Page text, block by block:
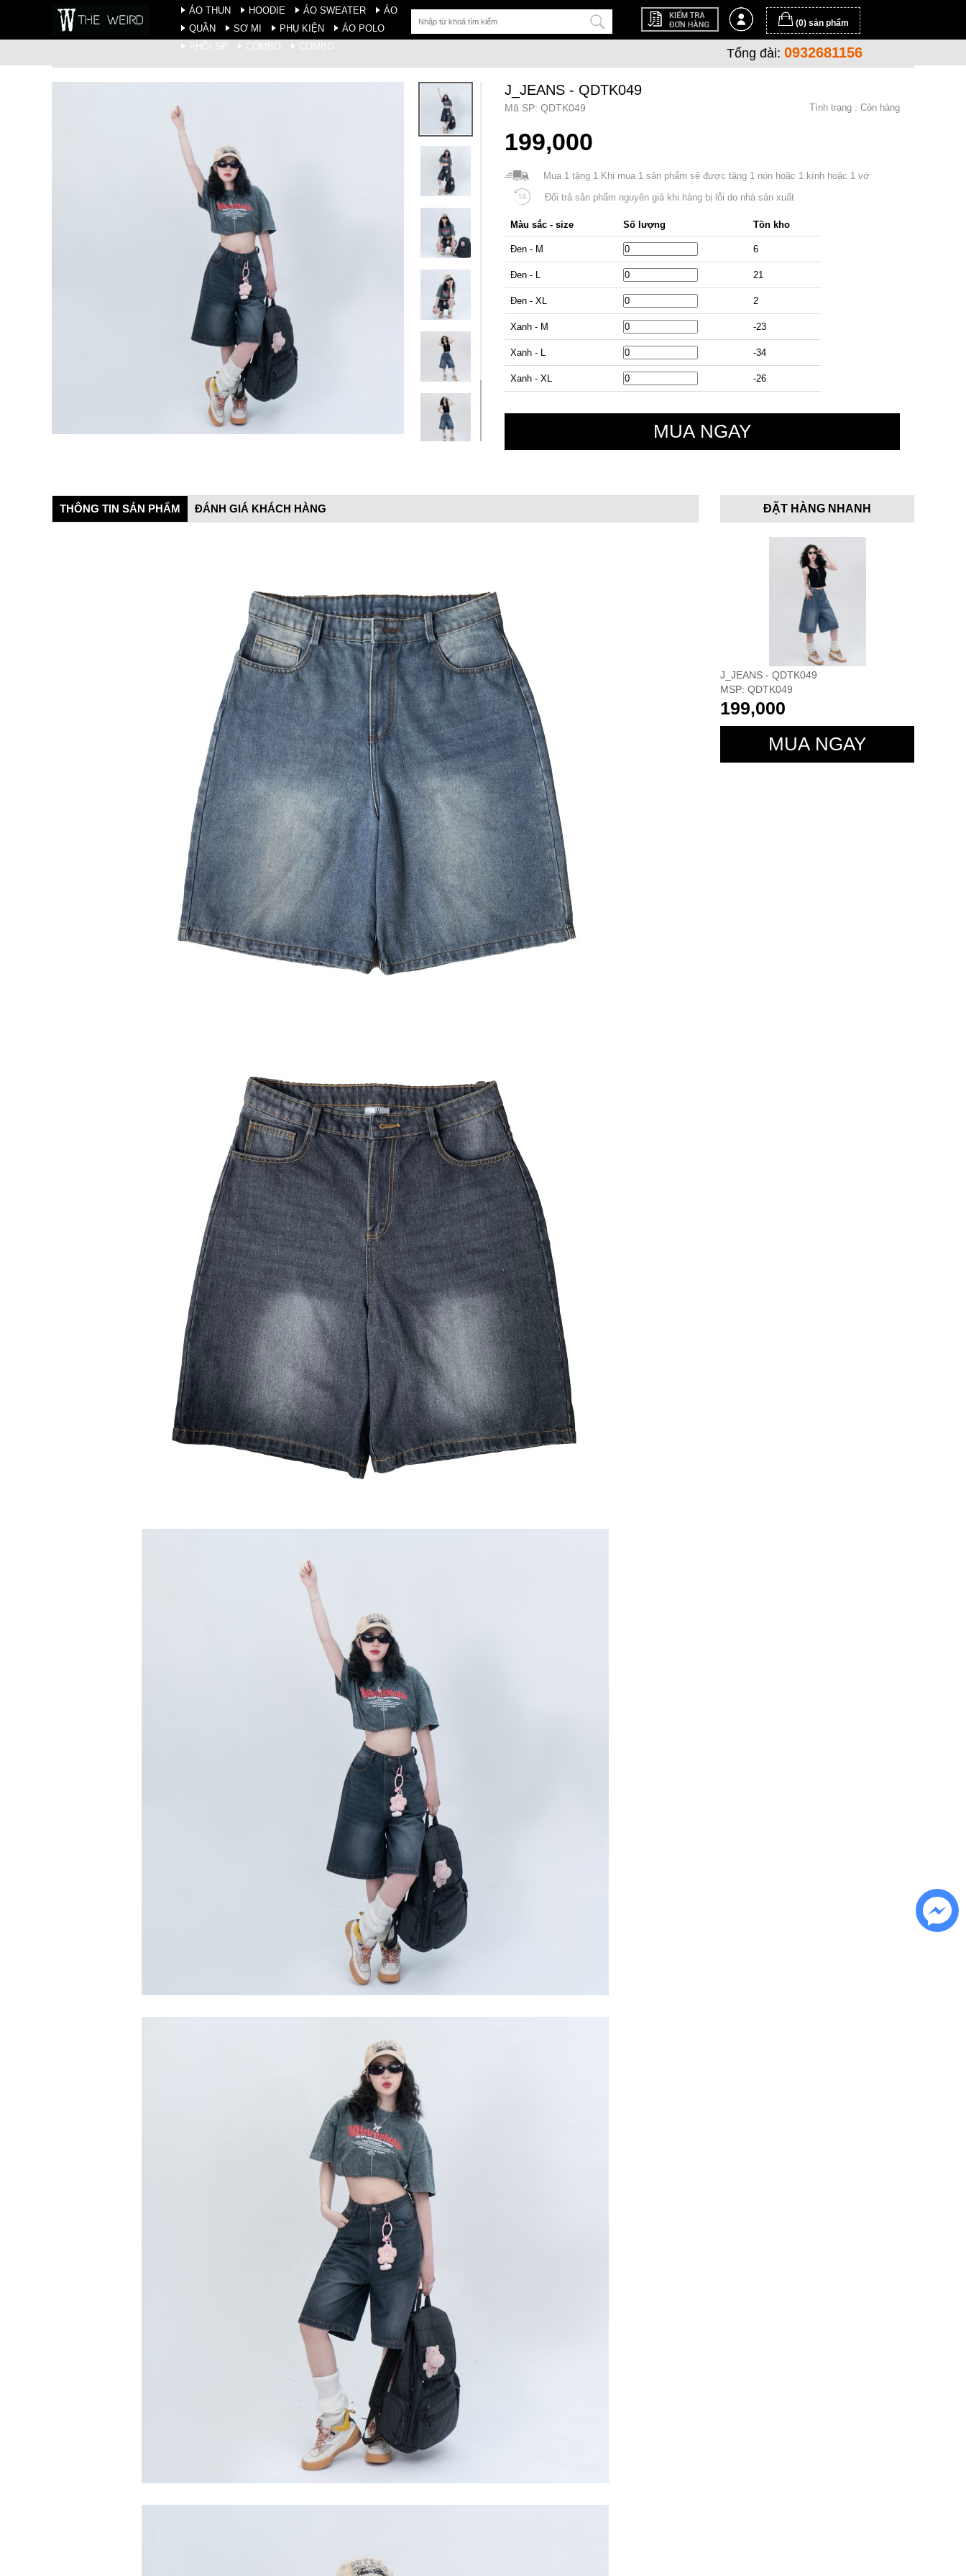
ÁO THUN HOODIE ÁO SWEATER
ÁO
QUẦN
SƠ MI PHỤ KIỆN
ÁO POLO
PHÔI SP
COMBO COMBO
(0) sản phẩm
Tổng đài: 0932681156
J_JEANS - QDTK049
Mã SP: QDTK049 Tình trạng : Còn hàng
199,000
Mua 1 tặng 1 Khi mua 1 sản phẩm sẽ được tặng 1 nón hoặc 1 kính hoặc 1 vớ
Đổi trả sản phẩm nguyên giá khi hàng bị lỗi do nhà sản xuất
Màu sắc - size Số lượng Tồn kho
Đen - M 6
Đen - L 21
Đen - XL 2
Xanh - M -23
Xanh - L -34
Xanh - XL -26
THÔNG TIN SẢN PHẨM ĐÁNH GIÁ KHÁCH HÀNG ĐẶT HÀNG NHANH
J_JEANS - QDTK049
MSP: QDTK049
199,000